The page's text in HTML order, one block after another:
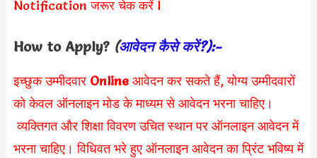
Notification जरूर चेक करें l
How to Apply?(आवेदन कैसे करें?):-
इच्छुक उम्मीदवार Online आवेदन कर सकते हैं, योग्य उम्मीदवारों
को केवल ऑनलाइन मोड के माध्यम से आवेदन भरना चाहिए।
व्यक्तिगत और शिक्षा विवरण उचित स्थान पर ऑनलाइन आवेदन में
भरना चाहिए। विधिवत भरे हुए ऑनलाइन आवेदन का प्रिंट भविष्य में